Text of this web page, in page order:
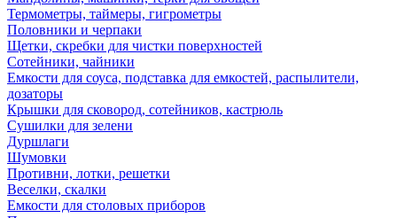
Термометры, таймеры, гигрометры
Половники и черпаки
Щетки, скребки для чистки поверхностей
Сотейники, чайники
Емкости для соуса, подставка для емкостей, распылители,
дозаторы
Крышки для сковород, сотейников, кастрюль
Сушилки для зелени
Дуршлаги
Шумовки
Противни, лотки, решетки
Веселки, скалки
Емкости для столовых приборов